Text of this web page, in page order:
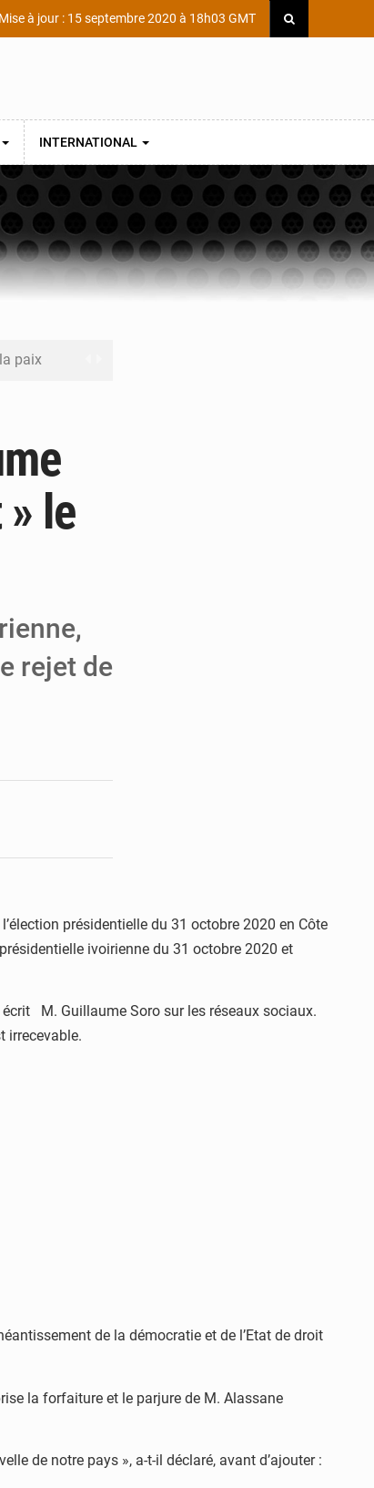
à jour : 15 septembre 2020 à 18h03 GMT
INTERNATIONAL
paix
criminels
le
rejet de
présidentielle du 31 octobre 2020 en Côte
ivoirienne du 31 octobre 2020 et
M. Guillaume Soro sur les réseaux sociaux.
irrecevable.
de la démocratie et de l’Etat de droit
la forfaiture et le parjure de M. Alassane
de notre pays », a-t-il déclaré, avant d’ajouter :